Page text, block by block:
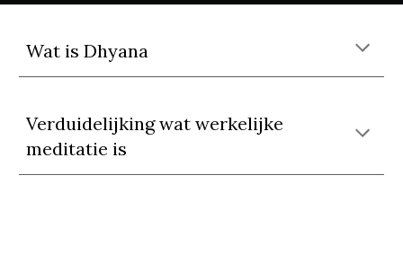
Wat isDhyana
Verduidelijking wat werkelijke
meditatie is